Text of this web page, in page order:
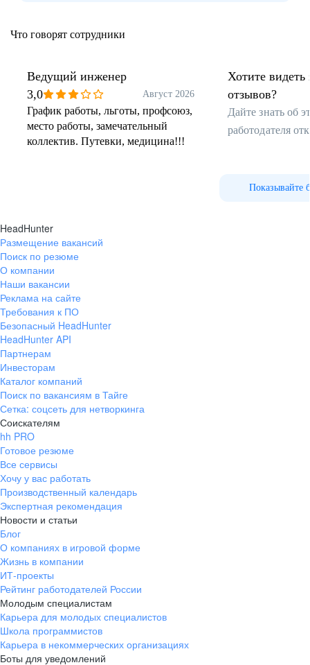
Что говорят сотрудники
Ведущий инженер
3,0
Август 2026
График работы, льготы, профсоюз,
место работы, замечательный
коллектив. Путевки, медицина!!!
Хотите видеть
отзывов?
Дайте знать об
работодателя
Показывайте
HeadHunter
Размещение вакансий
Поиск по резюме
О компании
Наши вакансии
Реклама на сайте
Требования к ПО
Безопасный HeadHunter
HeadHunter API
Партнерам
Инвесторам
Каталог компаний
Поиск по вакансиям в Тайге
Сетка: соцсеть для нетворкинга
Соискателям
hh PRO
Готовое резюме
Все сервисы
Хочу у вас работать
Производственный календарь
Экспертная рекомендация
Новости и статьи
Блог
О компаниях в игровой форме
Жизнь в компании
ИТ-проекты
Рейтинг работодателей России
Молодым специалистам
Карьера для молодых специалистов
Школа программистов
Карьера в некоммерческих организациях
Боты для уведомлений